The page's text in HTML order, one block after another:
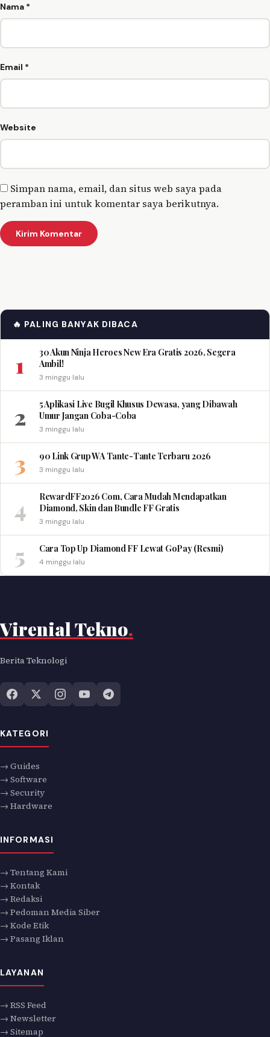
Nama *
Email *
Website
Simpan nama, email, dan situs web saya pada
peramban ini untuk komentar saya berikutnya.
🔥 PALING BANYAK DIBACA
1
30 Akun Ninja Heroes New Era Gratis 2026, Segera
Ambil!
3 minggu lalu
2
5 Aplikasi Live Bugil Khusus Dewasa, yang Dibawah
Umur Jangan Coba-Coba
3 minggu lalu
3 90 Link Grup WA Tante-Tante Terbaru 2026
3 minggu lalu
4
RewardFF2026 Com, Cara Mudah Mendapatkan
Diamond, Skin dan Bundle FF Gratis
3 minggu lalu
5 Cara Top Up Diamond FF Lewat GoPay (Resmi)
4 minggu lalu
Virenial Tekno.
Berita Teknologi
KATEGORI
→ Guides
→ Software
→ Security
→ Hardware
INFORMASI
→ Tentang Kami
→ Kontak
→ Redaksi
→ Pedoman Media Siber
→ Kode Etik
→ Pasang Iklan
LAYANAN
→ RSS Feed
→ Newsletter
→ Sitemap